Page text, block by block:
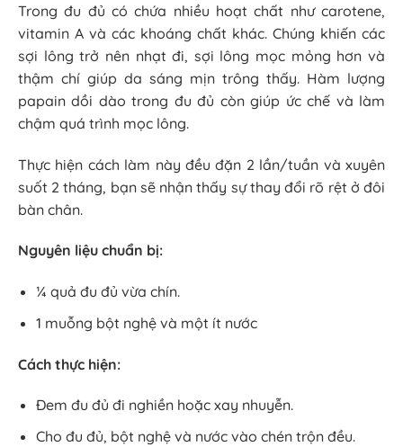
Trong đu đủ có chứa nhiều hoạt chất như carotene,
vitamin A và các khoáng chất khác. Chúng khiến các
sợi lông trở nên nhạt đi, sợi lông mọc mỏng hơn và
thậm chí giúp da sáng mịn trông thấy. Hàm lượng
papain dồi dào trong đu đủ còn giúp ức chế và làm
chậm quá trình mọc lông.
Thực hiện cách làm này đều đặn 2 lần/tuần và xuyên
suốt 2 tháng, bạn sẽ nhận thấy sự thay đổi rõ rệt ở đôi
bàn chân.
Nguyên liệu chuẩn bị:
¼ quả đu đủ vừa chín.
1 muỗng bột nghệ và một ít nước
Cách thực hiện:
Đem đu đủ đi nghiền hoặc xay nhuyễn.
Cho đu đủ, bột nghệ và nước vào chén trộn đều.